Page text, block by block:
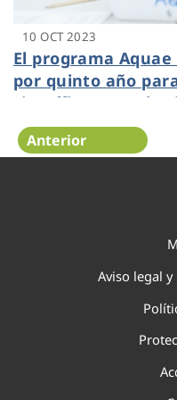
10 OCT 2023
El programa Aquae
por quinto año
científico entre las
Anterior
Aviso legal